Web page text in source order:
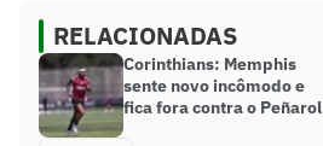
RELACIONADAS
Corinthians: Memphis
sente novo incômodo e
fica fora contra o Peñarol